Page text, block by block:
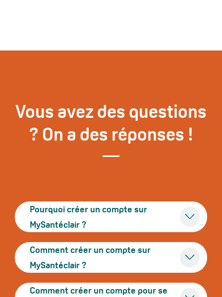
Vous avez des questions
? On a des réponses !
Pourquoi créer un compte sur
MySantéclair ?
Comment créer un compte sur
MySantéclair ?
Comment créer un compte pour se